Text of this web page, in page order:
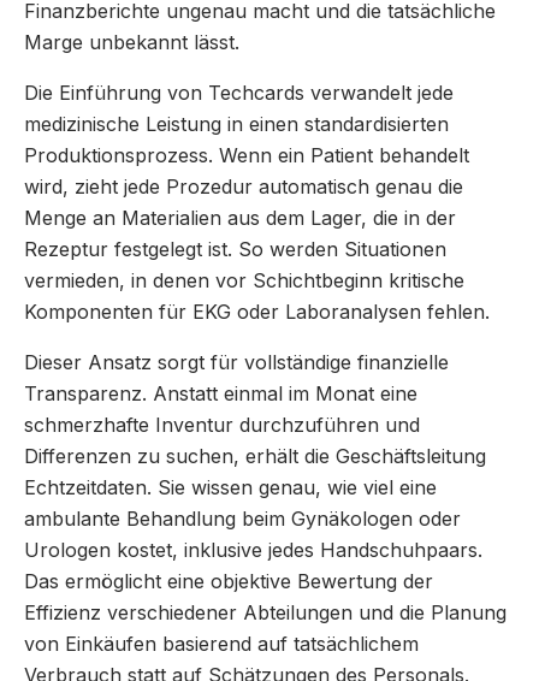
Finanzberichte ungenau macht und die tatsächliche
Marge unbekannt lässt.
Die Einführung von Techcards verwandelt jede
medizinische Leistung in einen standardisierten
Produktionsprozess. Wenn ein Patient behandelt
wird, zieht jede Prozedur automatisch genau die
Menge an Materialien aus dem Lager, die in der
Rezeptur festgelegt ist. So werden Situationen
vermieden, in denen vor Schichtbeginn kritische
Komponenten für EKG oder Laboranalysen fehlen.
Dieser Ansatz sorgt für vollständige finanzielle
Transparenz. Anstatt einmal im Monat eine
schmerzhafte Inventur durchzuführen und
Differenzen zu suchen, erhält die Geschäftsleitung
Echtzeitdaten. Sie wissen genau, wie viel eine
ambulante Behandlung beim Gynäkologen oder
Urologen kostet, inklusive jedes Handschuhpaars.
Das ermöglicht eine objektive Bewertung der
Effizienz verschiedener Abteilungen und die Planung
von Einkäufen basierend auf tatsächlichem
Verbrauch statt auf Schätzungen des Personals.